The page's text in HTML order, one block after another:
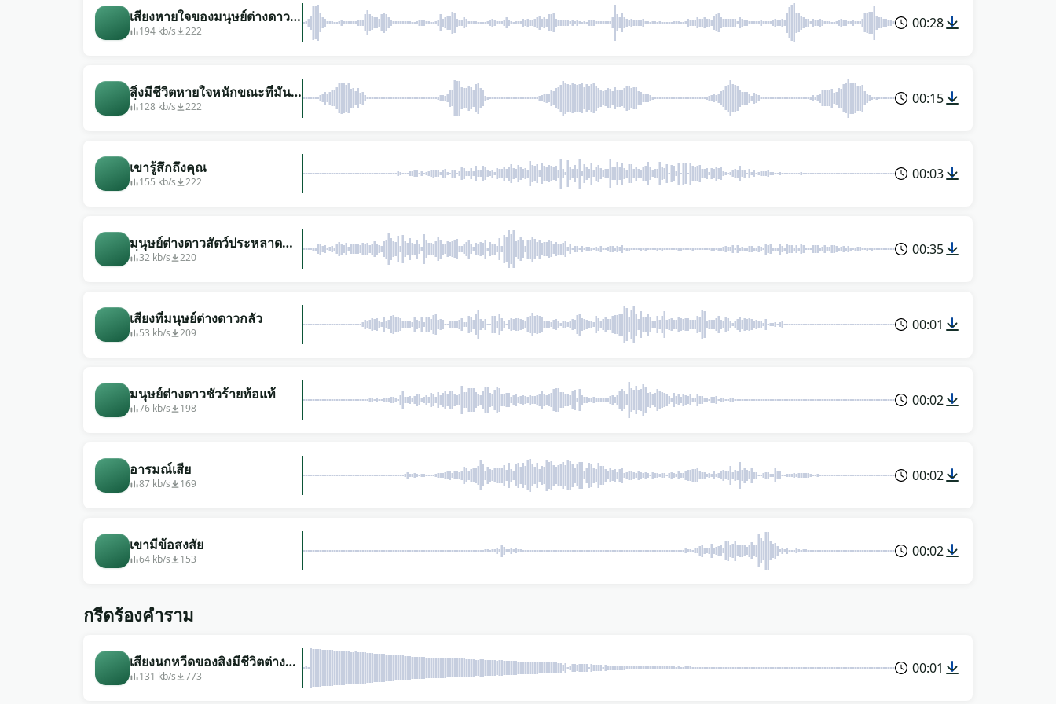
เสียงหายใจของมนุษย์ต่างดาว
(มีอยู่มากมายในห้อง)
194 kb/s 222 00:28
สิ่งมีชีวิตหายใจหนักขณะที่มัน
วิ่งไล่คุณ
128 kb/s 222 00:15
เขารู้สึกถึงคุณ
155 kb/s 222 00:03
มนุษย์ต่างดาวสัตว์ประหลาด
ที่ไหนสักแห่งใกล้ๆ
32 kb/s 220 00:35
เสียงที่มนุษย์ต่างดาวกลัว
53 kb/s 209 00:01
มนุษย์ต่างดาวชั่วร้ายท้อแท้
76 kb/s 198 00:02
อารมณ์เสีย
87 kb/s 169 00:02
เขามีข้อสงสัย
64 kb/s 153 00:02
กรีดร้องคำราม
เสียงนกหวีดของสิ่งมีชีวิตต่าง
ดาว131 kb/s 773 00:01